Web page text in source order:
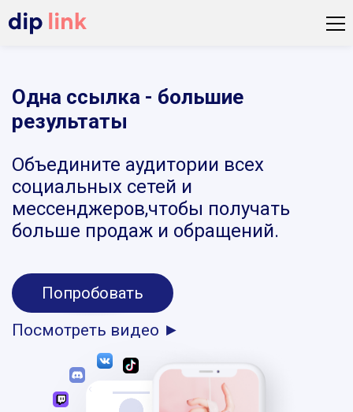
Одна ссылка - большие
результаты
Объедините аудитории всех
социальных сетей и
мессенджеров,чтобы получать
больше продаж и обращений.
Попробовать
Посмотреть видео ►